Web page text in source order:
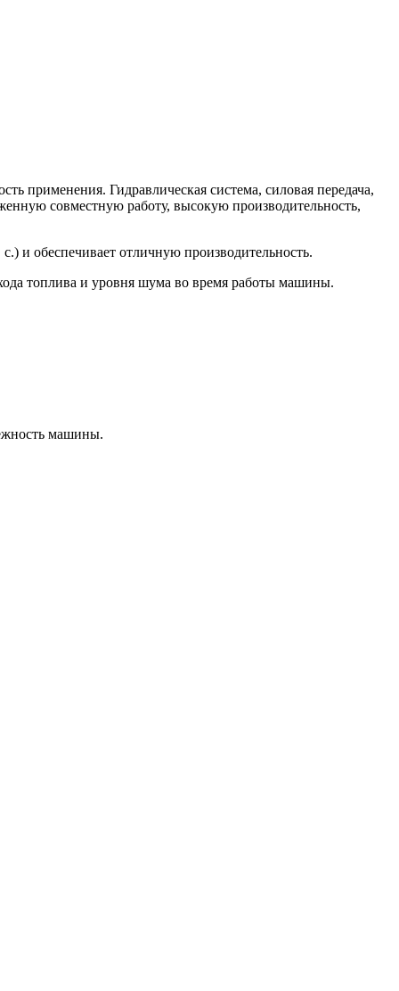
применения. Гидравлическая система, силовая передача,
совместную работу, высокую производительность,
и обеспечивает отличную производительность.
топлива и уровня шума во время работы машины.
машины.